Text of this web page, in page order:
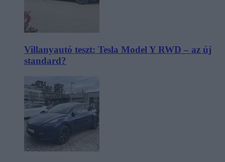
Villanyautó teszt: Tesla Model Y RWD – az új
standard?